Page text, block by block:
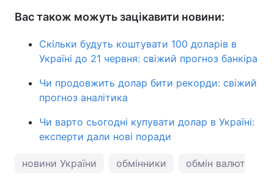
Вас також можуть зацікавити новини:
Скільки будуть коштувати 100 доларів в
Україні до 21 червня: свіжий прогноз банкіра
Чи продовжить долар бити рекорди: свіжий
прогноз аналітика
Чи варто сьогодні купувати долар в Україні:
експерти дали нові поради
новини України обмінники обмін валют